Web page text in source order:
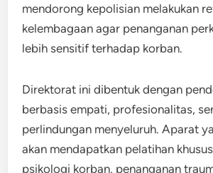
mendorong kepolisian melakukan
kelembagaan agar penanganan
lebih sensitif terhadap korban.
Direktorat ini dibentuk dengan
berbasis empati, profesionalitas,
perlindungan menyeluruh. Aparat
akan mendapatkan pelatihan
psikologi korban, penanganan